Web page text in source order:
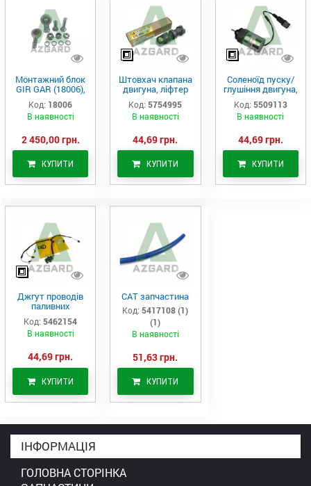
Монтажний блок
GIR GAR (18006),
Аналог
Код: 18006
В наявності
2 450,00 грн.
КУПИТИ
Штовхач клапана
двигуна, ліфтер
(575-4995)
Код: 5754995
В наявності
44,69 грн.
КУПИТИ
Соленоїд пуску/
глушіння двигуна,
актуатор (550-
9113)
Код: 5509113
В наявності
44,69 грн.
КУПИТИ
Джгут проводів
паливних
форсунок CAT
C7/C9 (546-2154)
Код: 5462154
В наявності
44,69 грн.
КУПИТИ
САТ запчастина
Код: 5417108 (1)
(1)
В наявності
51,63 грн.
КУПИТИ
ІНФОРМАЦІЯ
ГОЛОВНА СТОРІНКА